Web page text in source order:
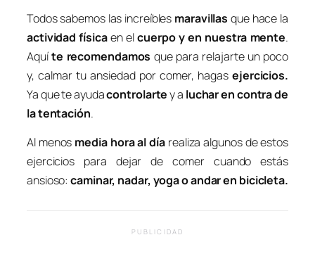
Todos sabemos las increíbles maravillasque hace la
actividad físicaen elcuerpo y en nuestra mente.
Aquíte recomendamos que para relajarte un poco
y, calmar tu ansiedad por comer, hagasejercicios.
Ya que te ayudacontrolartey a luchar en contra de
la tentación.
Al menos media hora al día realiza algunos de estos
ejercicios para dejar de comer cuando estás
ansioso:caminar, nadar, yoga o andar en bicicleta.
PUBLICIDAD